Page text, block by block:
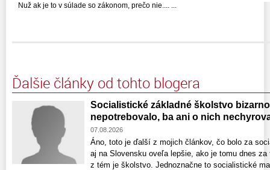
Nuž ak je to v súlade so zákonom, prečo nie.... ...
Ďalšie články od tohto blogera
Socialistické základné školstvo
nepotrebovalo, ba ani o nich
07.08.2026
Áno, toto je ďalší z mojich článkov, čo bolo za
aj na Slovensku oveľa lepšie, ako je tomu dnes
z tém je školstvo. Jednoznačne to socialistické